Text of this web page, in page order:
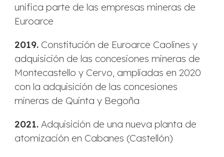
unifica parte de las empresas mineras de
Euroarce
2019.Constitución de Euroarce Caolines y
adquisición de las concesiones mineras de
Montecastello y Cervo, ampliadas en 2020
con la adquisición de las concesiones
mineras de Quinta y Begoña
2021.Adquisición de una nueva planta de
atomización en Cabanes (Castellón)